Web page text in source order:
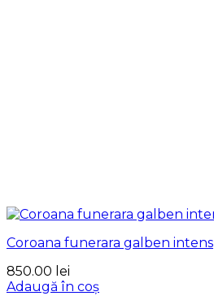
Coroana funerara galben intens
850.00 lei
Adaugă în coș